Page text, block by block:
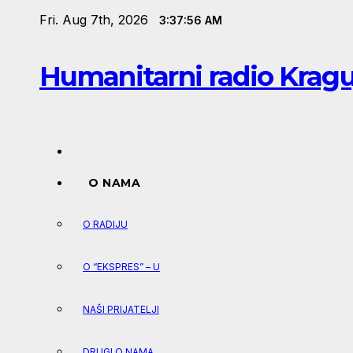
Fri. Aug 7th, 2026 3:37:57 AM
Humanitarni radio
O NAMA
O RADIJU
O “EKSPRES” – U
NAŠI PRIJATELJI